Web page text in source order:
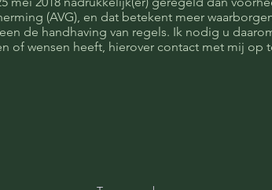
(AVG), en dat betekent meer
de handhaving van regels. Ik nodig u
of wensen heeft, hierover contact met mij op